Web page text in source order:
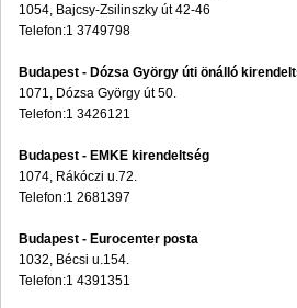
1054, Bajcsy-Zsilinszky út 42-46
Telefon:1 3749798
Budapest - Dózsa György úti önálló
1071, Dózsa György út 50.
Telefon:1 3426121
Budapest - EMKE kirendeltség
1074, Rákóczi u.72.
Telefon:1 2681397
Budapest - Eurocenter posta
1032, Bécsi u.154.
Telefon:1 4391351